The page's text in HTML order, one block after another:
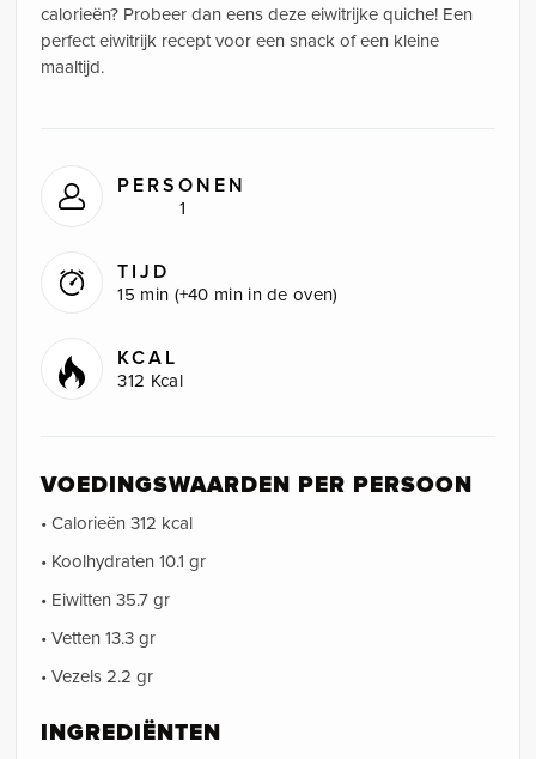
calorieën? Probeer dan eens deze eiwitrijke quiche! Een
perfect eiwitrijk recept voor een snack of een kleine
maaltijd.
PERSONEN
1
TIJD
15 min (+40 min in de oven)
KCAL
312 Kcal
VOEDINGSWAARDEN PER PERSOON
• Calorieën 312 kcal
• Koolhydraten 10.1 gr
• Eiwitten 35.7 gr
• Vetten 13.3 gr
• Vezels 2.2 gr
INGREDIËNTEN